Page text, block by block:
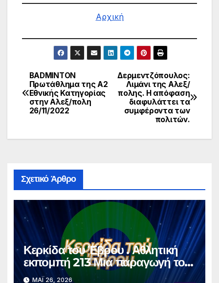
Αρχική
Πλοήγηση
άρθρων
Δερμεντζόπουλος:
Λιμάνι της Αλεξ/
πολης. Η απόφαση
διαφυλάττει τα
συμφέροντα των
πολιτών.
BADMINTON
Πρωτάθλημα της Α2
Εθνικής Κατηγορίας
στην Αλεξ/πολη
26/11/2022
Σχετικό Άρθρο
Κερκίδα του Έβρου . Αθλητική
εκπομπή 213 Μια παραγωγή του
dodekamemia Video Pro
ΜΆΙ 26, 2026